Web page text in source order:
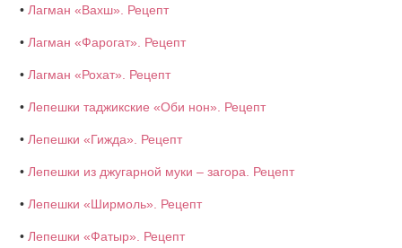
• Лагман «Вахш». Рецепт
• Лагман «Фарогат». Рецепт
• Лагман «Рохат». Рецепт
• Лепешки таджикские «Оби нон». Рецепт
• Лепешки «Гижда». Рецепт
• Лепешки из джугарной муки – загора. Рецепт
• Лепешки «Ширмоль». Рецепт
• Лепешки «Фатыр». Рецепт